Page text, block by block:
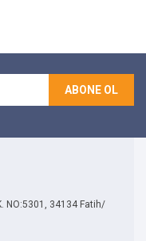
ABONE OL
NO:5301, 34134 Fatih/